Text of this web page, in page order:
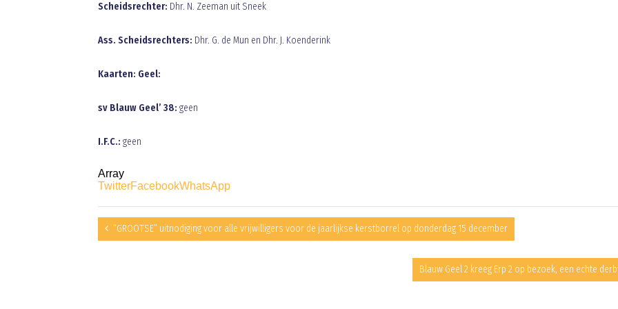
Scheidsrechter: Dhr. N. Zeeman uit Sneek
Ass. Scheidsrechters: Dhr. G. de Mun en Dhr. J. Koenderink
Kaarten: Geel:
sv Blauw Geel’ 38: geen
I.F.C.: geen
Array
TwitterFacebookWhatsApp
“GROOTSE” uitnodiging voor alle vrijwilligers voor de jaarlijkse kerstborrel op donderdag 15 december
Blauw Geel 2 kreeg Erp 2 op bezoek, een echte